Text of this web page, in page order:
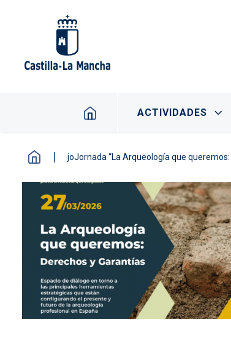
Navegación principal
ACTIVIDADES
joJornada “La Arqueología que queremos: